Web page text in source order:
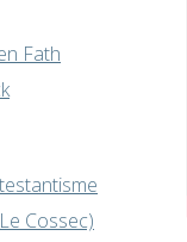
Fath
Cossec)